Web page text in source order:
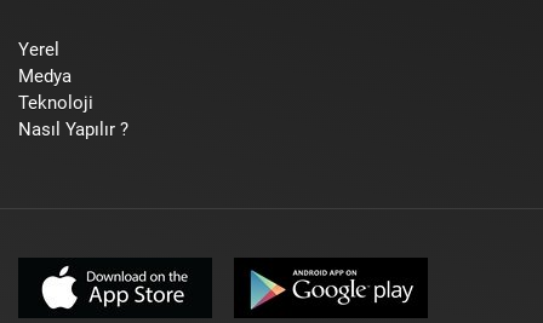
Yerel
Medya
Teknoloji
Nasıl Yapılır ?